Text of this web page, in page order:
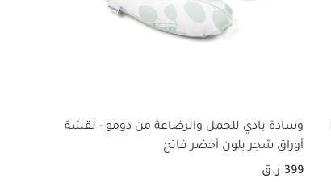
وسادة بادي للحمل والرضاعة من دومو - نقشة
أوراق شجر بلون أخضر فاتح
399 ر.ق